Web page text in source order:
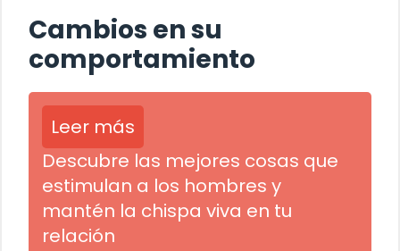
Cambios en su
comportamiento
Leer más
Descubre las mejores cosas que
estimulan a los hombres y
mantén la chispa viva en tu
relación